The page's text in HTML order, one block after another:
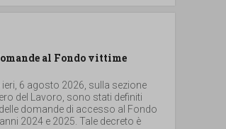
al Fondo vittime
6 agosto 2026, sulla sezione
del Lavoro, sono stati definiti
domande di accesso al Fondo
2024 e 2025. Tale decreto è